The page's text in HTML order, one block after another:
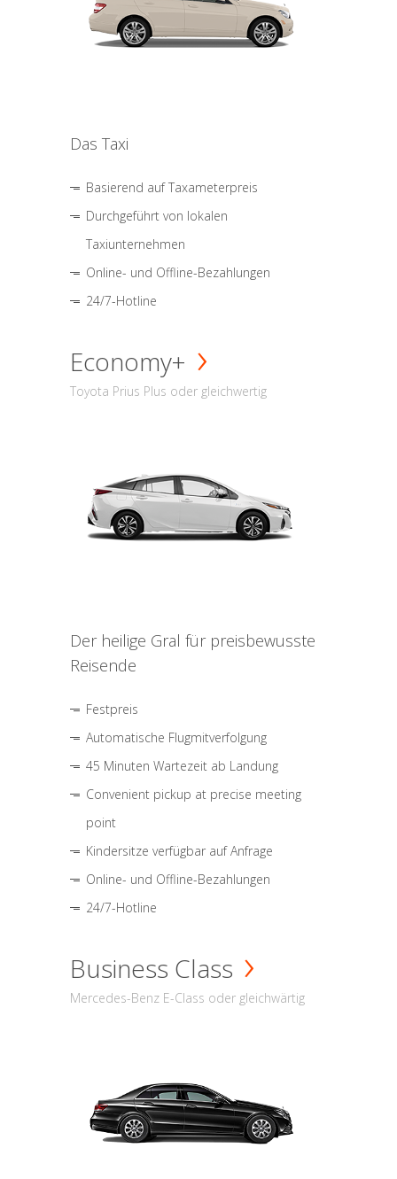
Das Taxi
Basierend auf Taxameterpreis
Durchgeführt von lokalen
Taxiunternehmen
Online- und Offline-Bezahlungen
24/7-Hotline
Economy+
Toyota Prius Plus oder gleichwertig
Der heilige Gral für preisbewusste
Reisende
Festpreis
Automatische Flugmitverfolgung
45 Minuten Wartezeit ab Landung
Convenient pickup at precise meeting
point
Kindersitze verfügbar auf Anfrage
Online- und Offline-Bezahlungen
24/7-Hotline
Business Class
Mercedes-Benz E-Class oder gleichwärtig